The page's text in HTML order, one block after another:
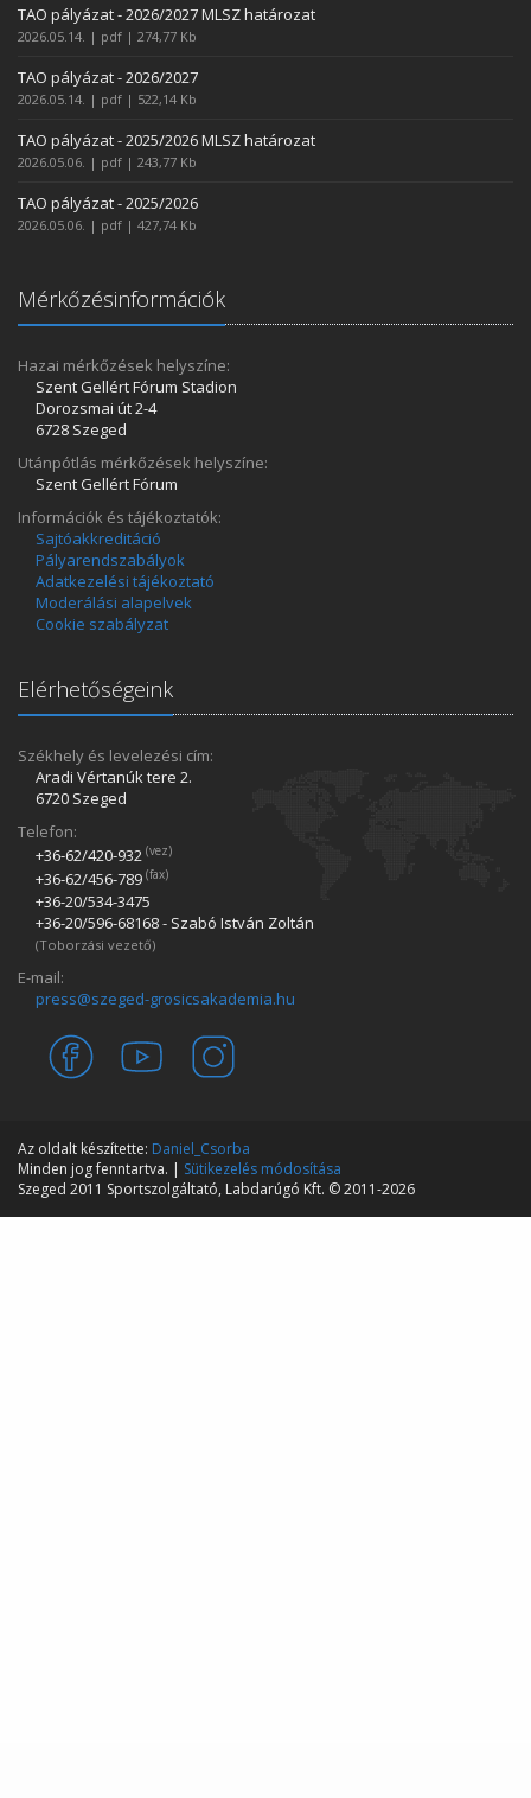
TAO pályázat - 2026/2027 MLSZ határozat
2026.05.14. | pdf | 274,77 Kb
TAO pályázat - 2026/2027
2026.05.14. | pdf | 522,14 Kb
TAO pályázat - 2025/2026 MLSZ határozat
2026.05.06. | pdf | 243,77 Kb
TAO pályázat - 2025/2026
2026.05.06. | pdf | 427,74 Kb
Mérkőzésinformációk
Hazai mérkőzések helyszíne:
Szent Gellért Fórum Stadion
Dorozsmai út 2-4
6728 Szeged
Utánpótlás mérkőzések helyszíne:
Szent Gellért Fórum
Információk és tájékoztatók:
Sajtóakkreditáció
Pályarendszabályok
Adatkezelési tájékoztató
Moderálási alapelvek
Cookie szabályzat
Elérhetőségeink
Székhely és levelezési cím:
Aradi Vértanúk tere 2.
6720 Szeged
Telefon:
+36-62/420­-932 (vez)
+36-62/456­-789 (fax)
+36-20/534­-3475
+36-20/596­-68168 - Szabó István Zoltán
(Toborzási vezető)
E-mail:
press@szeged-grosicsakademia.hu
Az oldalt készítette: Daniel_Csorba
Minden jog fenntartva. | Sütikezelés módosítása
Szeged 2011 Sportszolgáltató, Labdarúgó Kft. © 2011-2026